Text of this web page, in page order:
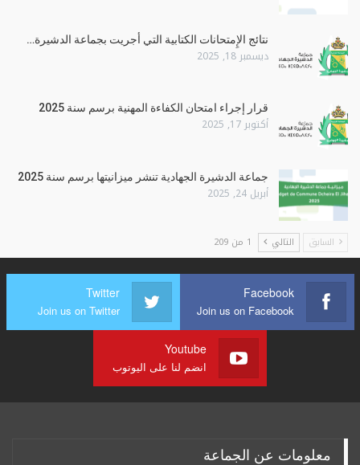
نتائج الإِمتحانات الكتابية التي أجريت بجماعة الدشيرة…
ديسمبر 18, 2025
قرار إجراء امتحان الكفاءة المهنية برسم سنة 2025
أكتوبر 17, 2025
جماعة الدشيرة الجهادية تنشر ميزانيتها برسم سنة 2025
أبريل 24, 2025
السابق التالي 1 من 209
Facebook
Join us on Facebook
Twitter
Join us on Twitter
Youtube
انضم لنا على اليوتوب
معلومات عن الجماعة